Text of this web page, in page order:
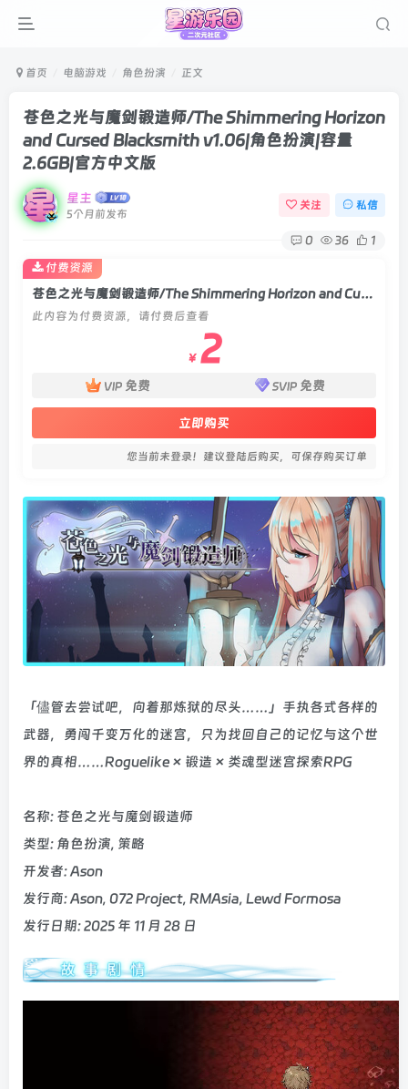
首页 电脑游戏 角色扮演 正文
苍色之光与魔剑锻造师/The Shimmering Horizon
and Cursed Blacksmith v1.06|角色扮演|容量
2.6GB|官方中文版
星主
5个月前发布
关注 私信
0 36 1
苍色之光与魔剑锻造师/The Shimmering Horizon and Cursed Blacksmith v1.06|角色扮演|容量2.6GB|官方中文版
此内容为付费资源，请付费后查看
￥ 2
VIP 免费 SVIP 免费
立即购买
您当前未登录！建议登陆后购买，可保存购买订单
付费资源
「儘管去尝试吧，向着那炼狱的尽头……」手执各式各样的
武器，勇闯千变万化的迷宫，只为找回自己的记忆与这个世
界的真相……Roguelike × 锻造 × 类魂型迷宫探索RPG
名称: 苍色之光与魔剑锻造师
类型: 角色扮演, 策略
开发者: Ason
发行商: Ason, 072 Project, RMAsia, Lewd Formosa
发行日期: 2025 年 11 月 28 日